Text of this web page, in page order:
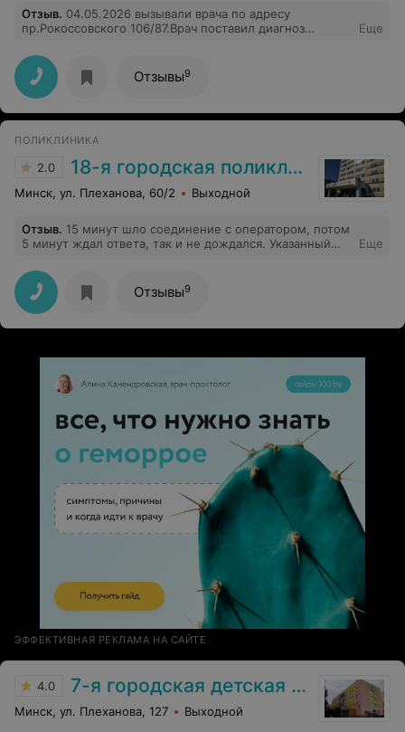
Отзыв. 04.05.2026 вызывали врача по адресу
пр.Рокоссовского 106/87.Врач поставил диагноз
сильный кашель и затрудненное дыхание.Перенесен
КОВИД о чем сообщено врачу.На просьбу измерить
сатурацию- прибора с собой нет.На снимок назначения
нет .Кт нет.Почему врач не предпринимает действий о
которых знает каждый студент мед.вуза ? Человек в 82
не дойдет до поликлиники
Еще
Отзывы9
ПОЛИКЛИНИКА
2.0 18-я городская поликлиника
Минск, ул. Плеханова, 60/2 Выходной
Отзыв. 15 минут шло соединение с оператором, потом
5 минут ждал ответа, так и не дождался. Указанный
Еще
Отзывы9
ЭФФЕКТИВНАЯ РЕКЛАМА НА САЙТЕ
4.0 7-я городская детская поликлиника
Минск, ул. Плеханова, 127 Выходной